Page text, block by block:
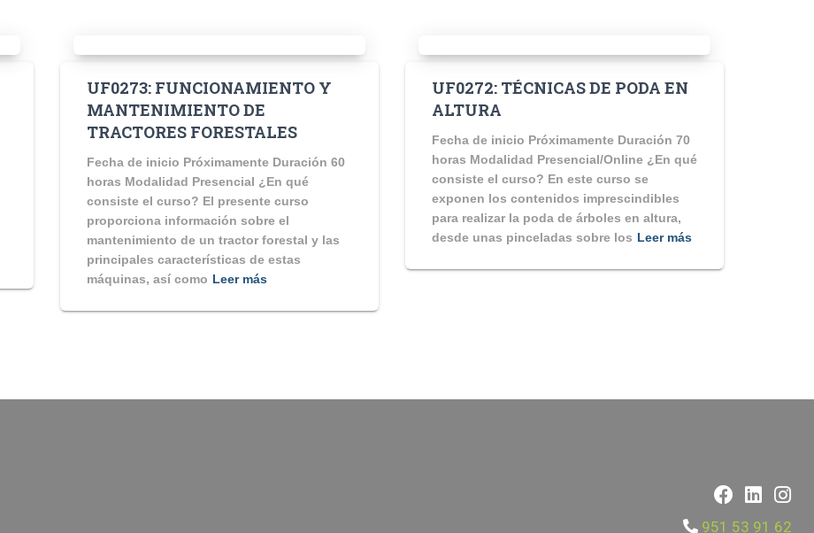
UF0273: FUNCIONAMIENTO Y
MANTENIMIENTO DE
TRACTORES FORESTALES
Fecha de inicio Próximamente Duración 60
horas Modalidad Presencial ¿En qué
consiste el curso? El presente curso
proporciona información sobre el
mantenimiento de un tractor forestal y las
principales características de estas
máquinas, así como Leer más
UF0272: TÉCNICAS DE PODA EN
ALTURA
Fecha de inicio Próximamente Duración 70
horas Modalidad Presencial/Online ¿En qué
consiste el curso? En este curso se
exponen los contenidos imprescindibles
para realizar la poda de árboles en altura,
desde unas pinceladas sobre los Leer más
951 53 91 62